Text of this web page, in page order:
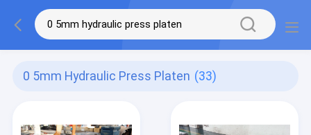
0 5mm Hydraulic Press Platen (33)